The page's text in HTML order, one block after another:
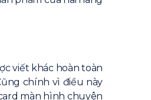
viết khác hoàn toàn
chính vì điều này
màn hình chuyên